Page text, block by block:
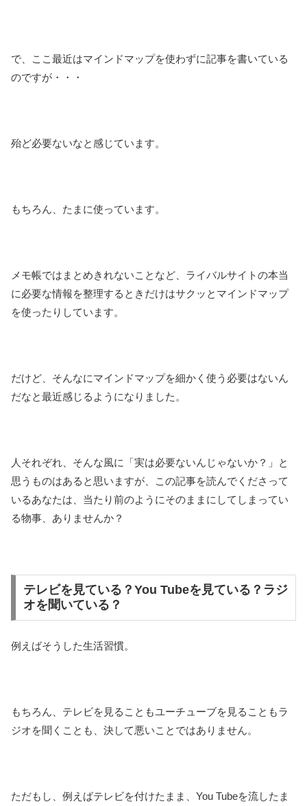
で、ここ最近はマインドマップを使わずに記事を書いている
のですが・・・
殆ど必要ないなと感じています。
もちろん、たまに使っています。
メモ帳ではまとめきれないことなど、ライバルサイトの本当
に必要な情報を整理するときだけはサクッとマインドマップ
を使ったりしています。
だけど、そんなにマインドマップを細かく使う必要はないん
だなと最近感じるようになりました。
人それぞれ、そんな風に「実は必要ないんじゃないか？」と
思うものはあると思いますが、この記事を読んでくださって
いるあなたは、当たり前のようにそのままにしてしまってい
る物事、ありませんか？
テレビを見ている？You Tubeを見ている？ラジ
オを聞いている？
例えばそうした生活習慣。
もちろん、テレビを見ることもユーチューブを見ることもラ
ジオを聞くことも、決して悪いことではありません。
ただもし、例えばテレビを付けたまま、You Tubeを流したま